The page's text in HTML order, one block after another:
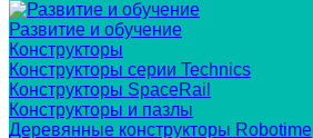
Развитие и обучение
Конструкторы
Конструкторы серии Technics
Конструкторы SpaceRail
Конструкторы и пазлы
Деревянные конструкторы Robotime